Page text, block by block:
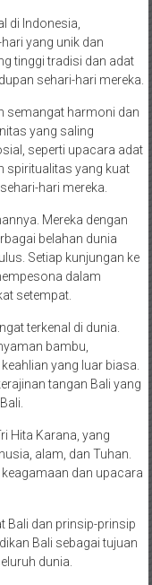
di Indonesia,
yang unik dan
tinggi tradisi dan adat
sehari-hari mereka.
semangat harmoni dan
yang saling
seperti upacara adat
spiritualitas yang kuat
hari mereka.
Mereka dengan
belahan dunia
Setiap kunjungan ke
dalam
setempat.
terkenal di dunia.
bambu,
yang luar biasa.
tangan Bali yang
Hita Karana, yang
alam, dan Tuhan.
dan upacara
Bali dan prinsip-prinsip
Bali sebagai tujuan
dunia.